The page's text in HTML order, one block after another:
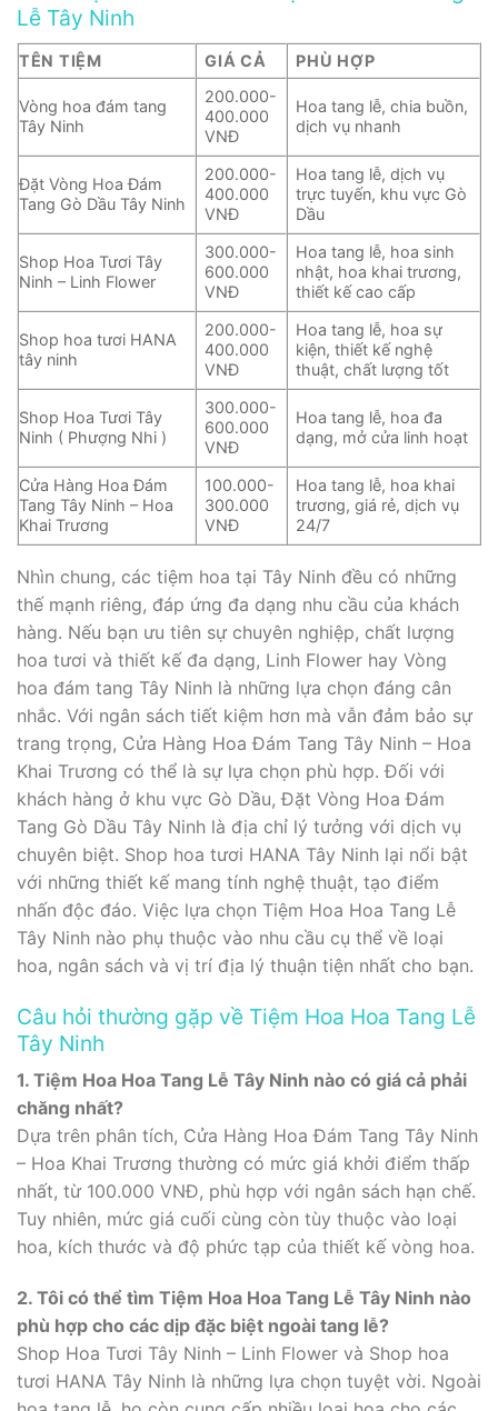
Lễ Tây Ninh
TÊN TIỆM GIÁ CẢ PHÙ HỢP
Vòng hoa đám tang
Tây Ninh
200.000-
400.000
VNĐ
Hoa tang lễ, chia buồn,
dịch vụ nhanh
Đặt Vòng Hoa Đám
Tang Gò Dầu Tây Ninh
200.000-
400.000
VNĐ
Hoa tang lễ, dịch vụ
trực tuyến, khu vực Gò
Dầu
Shop Hoa Tươi Tây
Ninh – Linh Flower
300.000-
600.000
VNĐ
Hoa tang lễ, hoa sinh
nhật, hoa khai trương,
thiết kế cao cấp
Shop hoa tươi HANA
tây ninh
200.000-
400.000
VNĐ
Hoa tang lễ, hoa sự
kiện, thiết kế nghệ
thuật, chất lượng tốt
Shop Hoa Tươi Tây
Ninh ( Phượng Nhi )
300.000-
600.000
VNĐ
Hoa tang lễ, hoa đa
dạng, mở cửa linh hoạt
Cửa Hàng Hoa Đám
Tang Tây Ninh – Hoa
Khai Trương
100.000-
300.000
VNĐ
Hoa tang lễ, hoa khai
trương, giá rẻ, dịch vụ
24/7
Nhìn chung, các tiệm hoa tại Tây Ninh đều có những
thế mạnh riêng, đáp ứng đa dạng nhu cầu của khách
hàng. Nếu bạn ưu tiên sự chuyên nghiệp, chất lượng
hoa tươi và thiết kế đa dạng, Linh Flower hay Vòng
hoa đám tang Tây Ninh là những lựa chọn đáng cân
nhắc. Với ngân sách tiết kiệm hơn mà vẫn đảm bảo sự
trang trọng, Cửa Hàng Hoa Đám Tang Tây Ninh – Hoa
Khai Trương có thể là sự lựa chọn phù hợp. Đối với
khách hàng ở khu vực Gò Dầu, Đặt Vòng Hoa Đám
Tang Gò Dầu Tây Ninh là địa chỉ lý tưởng với dịch vụ
chuyên biệt. Shop hoa tươi HANA Tây Ninh lại nổi bật
với những thiết kế mang tính nghệ thuật, tạo điểm
nhấn độc đáo. Việc lựa chọn Tiệm Hoa Hoa Tang Lễ
Tây Ninh nào phụ thuộc vào nhu cầu cụ thể về loại
hoa, ngân sách và vị trí địa lý thuận tiện nhất cho bạn.
Câu hỏi thường gặp về Tiệm Hoa Hoa Tang Lễ
Tây Ninh
1. Tiệm Hoa Hoa Tang Lễ Tây Ninh nào có giá cả phải
chăng nhất?
Dựa trên phân tích, Cửa Hàng Hoa Đám Tang Tây Ninh
– Hoa Khai Trương thường có mức giá khởi điểm thấp
nhất, từ 100.000 VNĐ, phù hợp với ngân sách hạn chế.
Tuy nhiên, mức giá cuối cùng còn tùy thuộc vào loại
hoa, kích thước và độ phức tạp của thiết kế vòng hoa.
2. Tôi có thể tìm Tiệm Hoa Hoa Tang Lễ Tây Ninh nào
phù hợp cho các dịp đặc biệt ngoài tang lễ?
Shop Hoa Tươi Tây Ninh – Linh Flower và Shop hoa
tươi HANA Tây Ninh là những lựa chọn tuyệt vời. Ngoài